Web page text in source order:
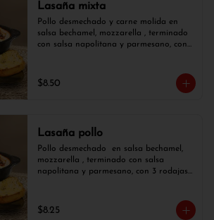
Lasaña mixta
Pollo desmechado y carne molida en
salsa bechamel, mozzarella , terminado
con salsa napolitana y parmesano, con
$8.50
Lasaña pollo
Pollo desmechado  en salsa bechamel,
mozzarella , terminado con salsa
napolitana y parmesano, con 3 rodajas
$8.25